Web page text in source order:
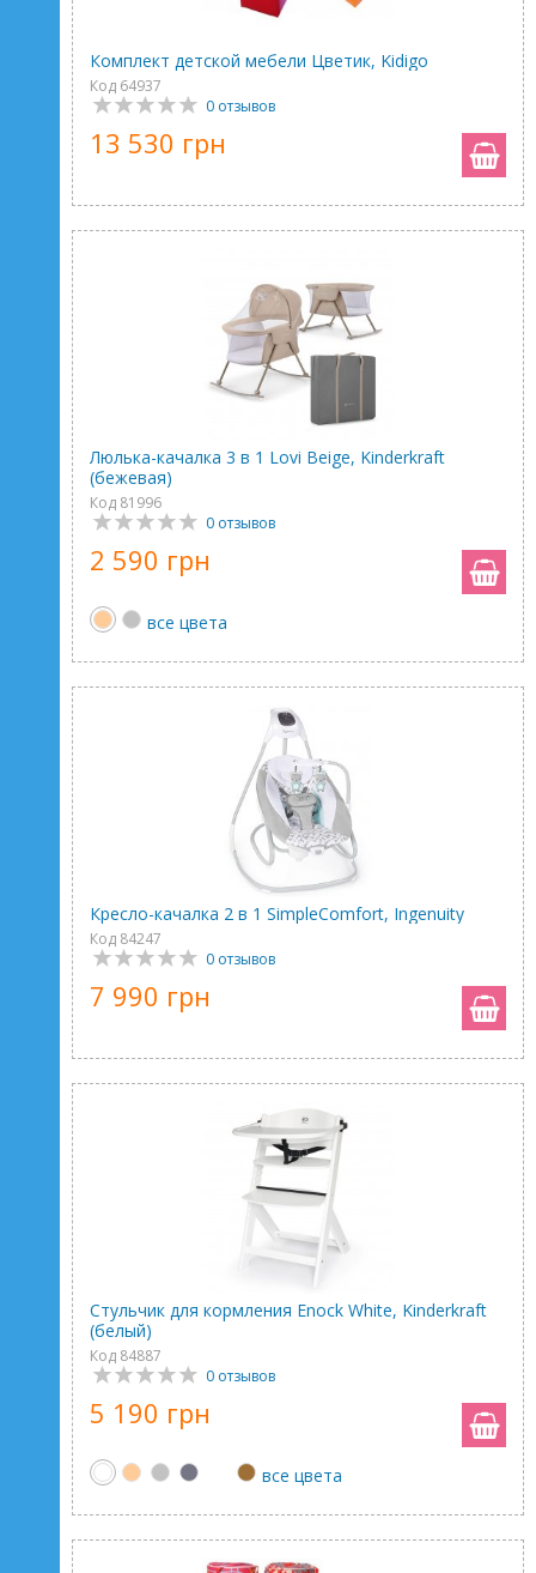
Комплект детской мебели Цветик, Kidigo
Код 64937
0 отзывов
13 530 грн
Люлька-качалка 3 в 1 Lovi Beige, Kinderkraft
(бежевая)
Код 81996
0 отзывов
2 590 грн
все цвета
Кресло-качалка 2 в 1 SimpleComfort, Ingenuity
Код 84247
0 отзывов
7 990 грн
Стульчик для кормления Enock White, Kinderkraft
(белый)
Код 84887
0 отзывов
5 190 грн
все цвета